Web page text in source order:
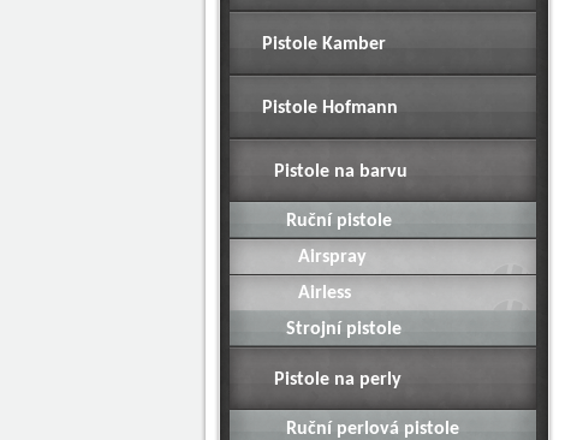
Pistole Kamber
Pistole Hofmann
Pistole na barvu
Ruční pistole
Airspray
Airless
Strojní pistole
Pistole na perly
Ruční perlová pistole